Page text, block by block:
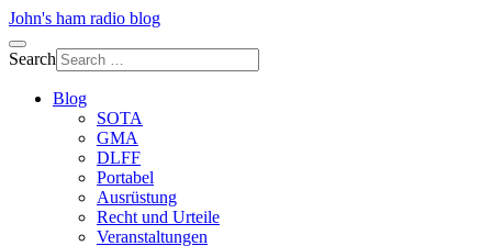
John's ham radio blog
Search
Blog
SOTA
GMA
DLFF
Portabel
Ausrüstung
Recht und Urteile
Veranstaltungen